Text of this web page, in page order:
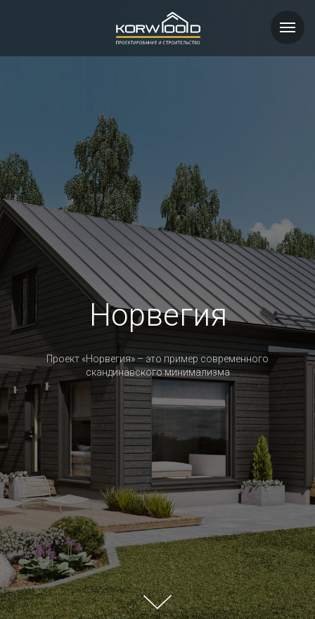
Норвегия
Проект «Норвегия» – это пример современного
скандинавского минимализма